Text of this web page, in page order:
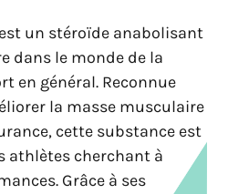
est un stéroïde anabolisant
dans le monde de la
en général. Reconnue
la masse musculaire
cette substance est
athlètes cherchant à
Grâce à ses